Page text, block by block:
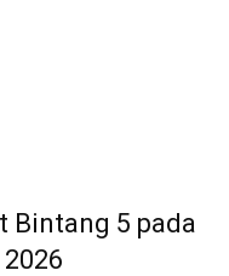
Bintang 5 pada